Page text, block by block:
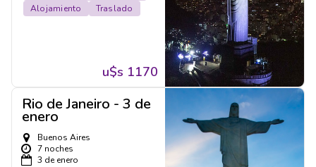
Alojamiento
Traslado
u$s 1170
Rio de Janeiro - 3 de
enero
Buenos Aires
7 noches
3 de enero